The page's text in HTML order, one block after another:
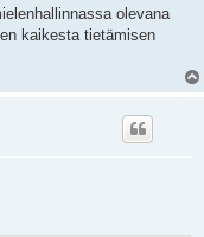
olevana
kaikesta tietämisen